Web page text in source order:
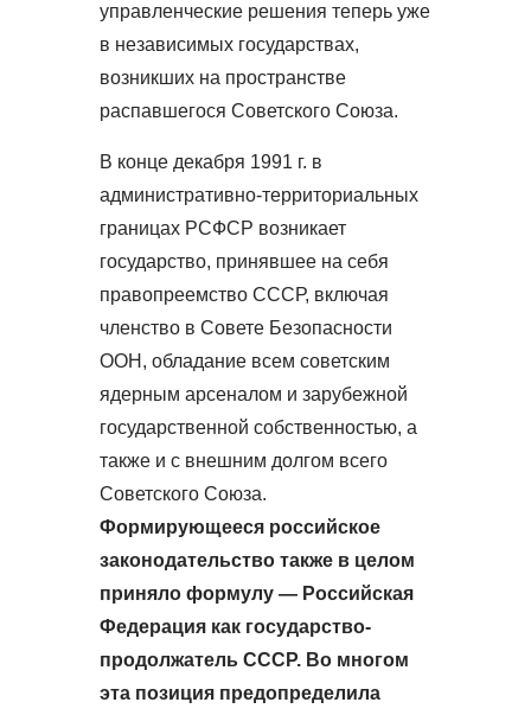
управленческие решения теперь уже
в независимых государствах,
возникших на пространстве
распавшегося Советского Союза.
В конце декабря 1991 г. в
административно-территориальных
границах РСФСР возникает
государство, принявшее на себя
правопреемство СССР, включая
членство в Совете Безопасности
ООН, обладание всем советским
ядерным арсеналом и зарубежной
государственной собственностью, а
также и с внешним долгом всего
Советского Союза.
Формирующееся российское
законодательство также в целом
приняло формулу — Российская
Федерация как государство-
продолжатель СССР. Во многом
эта позиция предопределила